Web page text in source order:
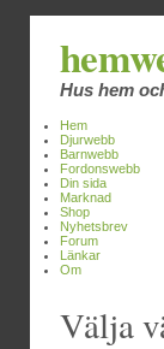
Hus hem
Hem
Djurwebb
Barnwebb
Fordonswebb
Din sida
Marknad
Shop
Nyhetsbrev
Forum
Länkar
Om
Välja